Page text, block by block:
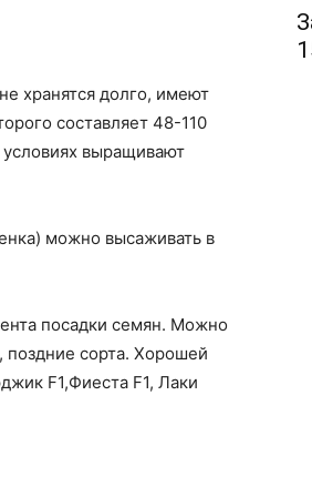
хранятся долго, имеют
составляет 48-110
выращивают
можно высаживать в
посадки семян. Можно
поздние сорта. Хорошей
F1,Фиеста F1, Лаки